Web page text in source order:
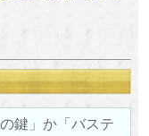
鍵」か「バステ